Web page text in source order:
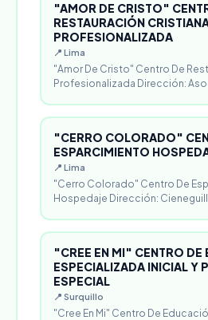
"AMOR DE CRISTO"
RESTAURACIÓN
PROFESIONALIZADA
📍 Lima
"Amor De Cristo" Centro De
Profesionalizada Dirección:
"CERRO COLORADO"
ESPARCIMIENTO
📍 Lima
"Cerro Colorado" Centro De
Hospedaje Dirección:
"CREE EN MI" CENTRO DE
ESPECIALIZADA INICIAL Y
ESPECIAL
📍 Surquillo
"Cree En Mi" Centro De